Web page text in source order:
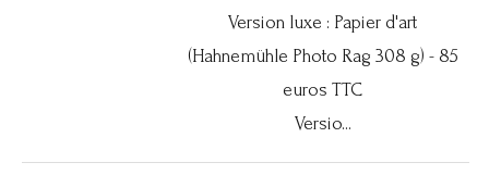
Version luxe : Papier d'art
(Hahnemühle Photo Rag 308 g) - 85
euros TTC
Versio...